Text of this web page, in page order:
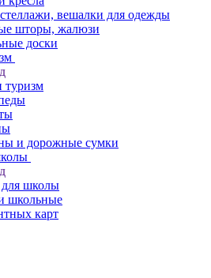
вешалки для одежды
шторы, жалюзи
доски
туризм
и дорожные сумки
школы
школьные
карт